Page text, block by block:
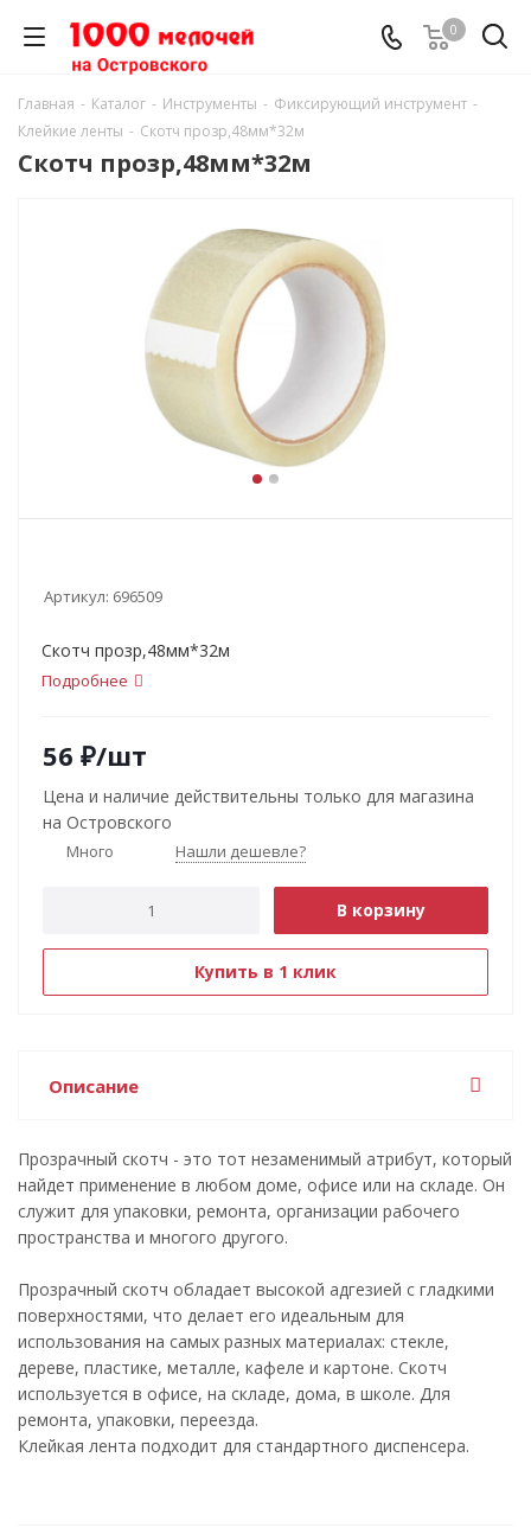
0
Главная - Каталог - Инструменты - Фиксирующий инструмент -
Клейкие ленты - Скотч прозр,48мм*32м
Скотч прозр,48мм*32м
Артикул: 696509
Скотч прозр,48мм*32м
Подробнее
56 ₽/шт
Цена и наличие действительны только для магазина
на Островского
Много Нашли дешевле?
В корзину
Купить в 1 клик
Описание
Прозрачный скотч - это тот незаменимый атрибут, который
найдет применение в любом доме, офисе или на складе. Он
служит для упаковки, ремонта, организации рабочего
пространства и многого другого.
Прозрачный скотч обладает высокой адгезией с гладкими
поверхностями, что делает его идеальным для
использования на самых разных материалах: стекле,
дереве, пластике, металле, кафеле и картоне. Скотч
используется в офисе, на складе, дома, в школе. Для
ремонта, упаковки, переезда.
Клейкая лента подходит для стандартного диспенсера.